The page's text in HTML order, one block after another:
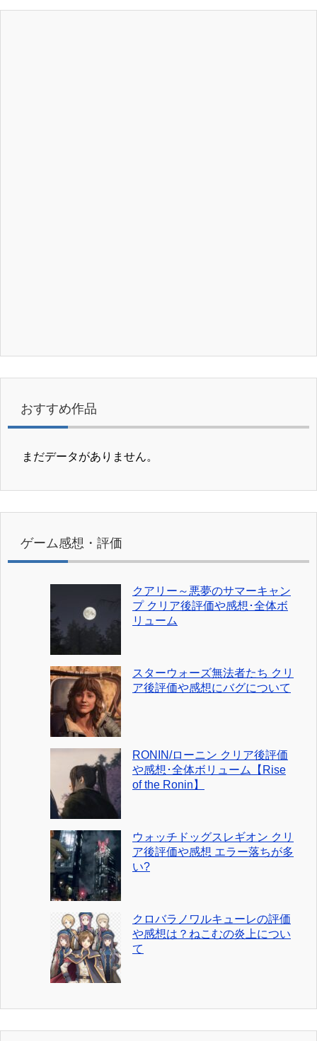
おすすめ作品
まだデータがありません。
ゲーム感想・評価
クアリー～悪夢のサマーキャン
プ クリア後評価や感想･全体ボ
リューム
スターウォーズ無法者たち クリ
ア後評価や感想にバグについて
RONIN/ローニン クリア後評価
や感想･全体ボリューム【Rise
of the Ronin】
ウォッチドッグスレギオン クリ
ア後評価や感想 エラー落ちが多
い?
クロバラノワルキューレの評価
や感想は？ねこむの炎上につい
て